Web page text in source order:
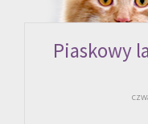
Piaskowy